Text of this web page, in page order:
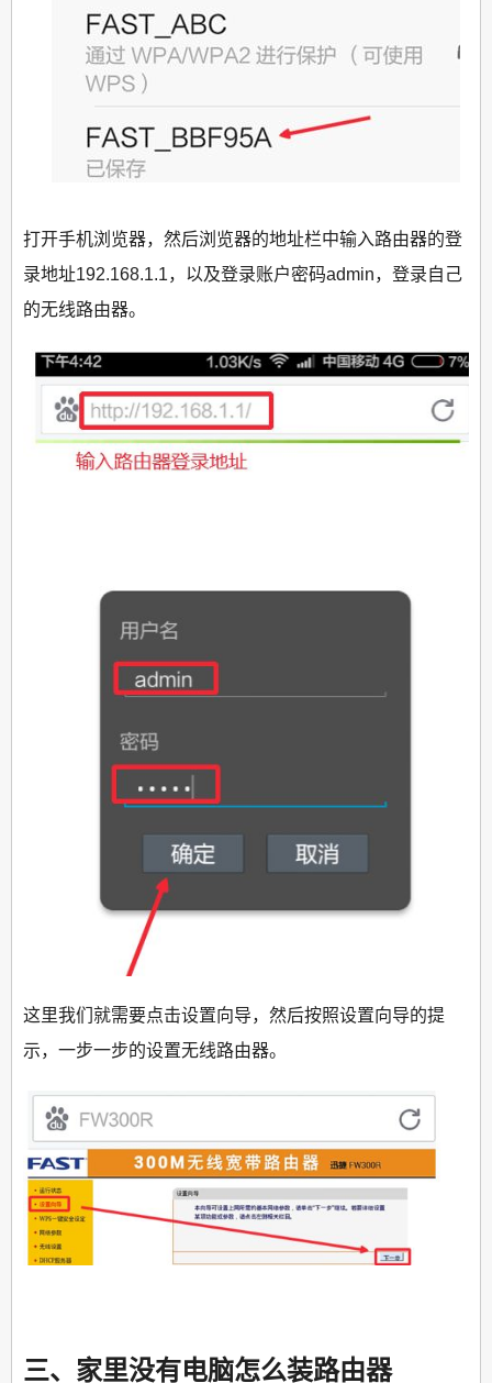
打开手机浏览器，然后浏览器的地址栏中输入路由器的登
录地址192.168.1.1，以及登录账户密码admin，登录自己
的无线路由器。
这里我们就需要点击设置向导，然后按照设置向导的提
示，一步一步的设置无线路由器。
三、家里没有电脑怎么装路由器